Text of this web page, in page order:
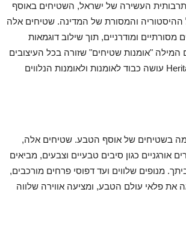
העשירה של ישראל, השטיחים באוסף
ההיסטוריה והמסורת של המדינה. שטיחים אלה
ומודרניים, תוך שילוב דוגמאות
המילה "אומנות שטיחים" שזורה בכל העיצובים
שלהם, קולקציית Heritage עושה כבוד לאומנות ולאומנות הנלווים
בשטיחים של אוסף הטבע. שטיחים אלה,
אורגניים כגון סיבים טבעיים וצבעים, מביאים
מנופים שלווים ועד דפוסי פרחים מורכבים,
את פלאי עולם הטבע, ומציעה אווירה שלווה